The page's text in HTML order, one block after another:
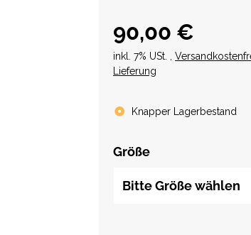
90,00 €
inkl. 7% USt. ,
Lieferung
Knapper Lagerbestand
Größe
Bitte Größe wählen